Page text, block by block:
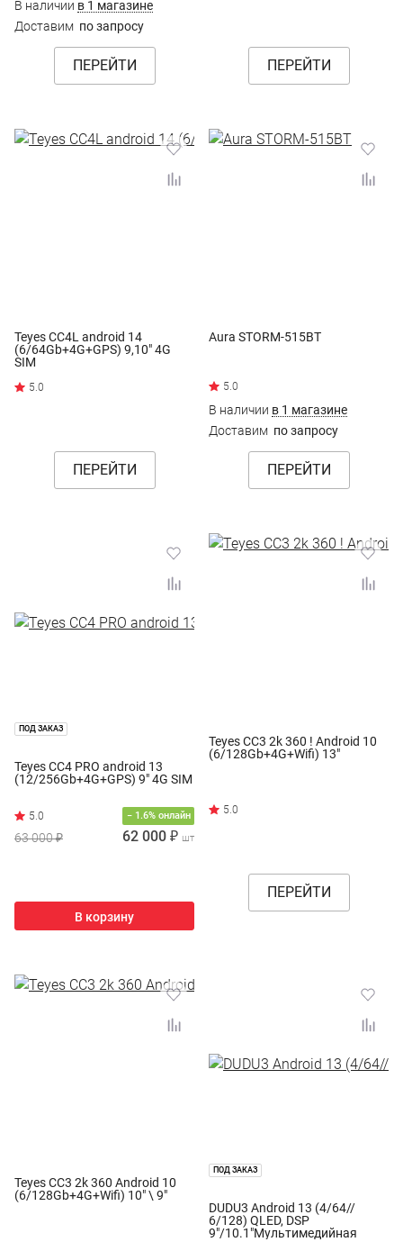
В наличии в 1 магазине
Доставим по запросу
ПЕРЕЙТИ ПЕРЕЙТИ
Teyes CC4L android 14
(6/64Gb+4G+GPS) 9,10" 4G
SIM
ПЕРЕЙТИ
Aura STORM-515BT
В наличии в 1 магазине
Доставим по запросу
ПЕРЕЙТИ
ПОД ЗАКАЗ
Teyes CC4 PRO android 13
(12/256Gb+4G+GPS) 9" 4G SIM
− 1.6% онлайн
63 000 ₽ 62 000 ₽ шт
В корзину
Teyes CC3 2k 360 ! Android 10
(6/128Gb+4G+Wifi) 13"
ПЕРЕЙТИ
Teyes CC3 2k 360 Android 10
(6/128Gb+4G+Wifi) 10" \ 9"
ПОД ЗАКАЗ
DUDU3 Android 13 (4/64//
6/128) QLED, DSP
9"/10.1"Мультимедийная